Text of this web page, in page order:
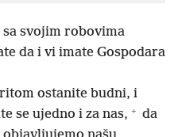
svojim robovima
da i vi imate Gospodara
ostanite budni, i
se ujedno i za nas, + da